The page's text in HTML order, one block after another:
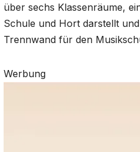
über sechs Klassenräume,
Schule und Hort darstellt
Trennwand für den
Werbung